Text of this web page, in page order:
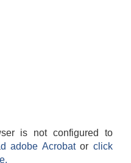
is not configured to
adobe Acrobatorclick